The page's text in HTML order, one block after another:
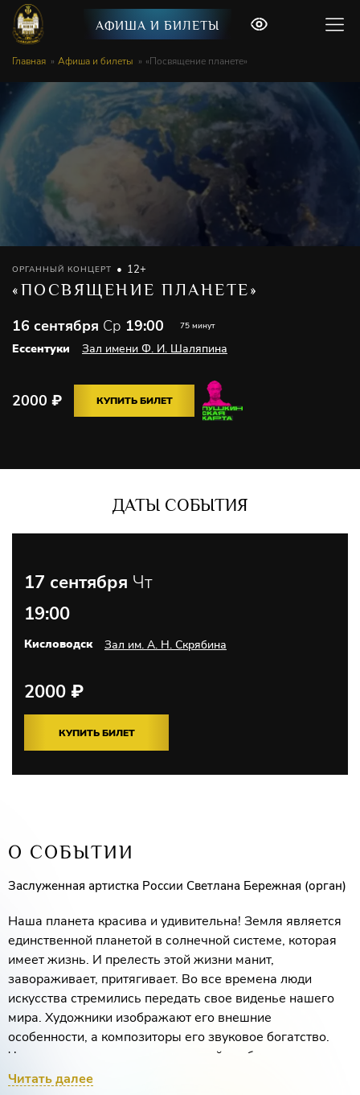
АФИША И БИЛЕТЫ
Главная Афиша и билеты «Посвящение планете»
ОРГАННЫЙ КОНЦЕРТ 12+
«ПОСВЯЩЕНИЕ ПЛАНЕТЕ»
16 сентября Ср 19:00 75 минут
Ессентуки Зал имени Ф. И. Шаляпина
2000 ₽ КУПИТЬ БИЛЕТ
ДАТЫ СОБЫТИЯ
17 сентября Чт
19:00
Кисловодск Зал им. А. Н. Скрябина
2000 ₽
КУПИТЬ БИЛЕТ
О СОБЫТИИ
Заслуженная артистка России Светлана Бережная (орган)
Наша планета красива и удивительна! Земля является
единственной планетой в солнечной системе, которая
имеет жизнь. И прелесть этой жизни манит,
завораживает, притягивает. Во все времена люди
искусства стремились передать свое виденье нашего
мира. Художники изображают его внешние
особенности, а композиторы его звуковое богатство.
Человек, с помощью произведений изобразительного и
музыкального искусства, может постичь эту
Читать далее